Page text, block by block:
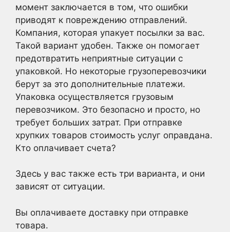
момент заключается в том, что ошибки
приводят к повреждению отправлений.
Компания, которая упакует посылки за вас.
Такой вариант удобен. Также он помогает
предотвратить неприятные ситуации с
упаковкой. Но некоторые грузоперевозчики
берут за это дополнительные платежи.
Упаковка осуществляется грузовым
перевозчиком. Это безопасно и просто, но
требует больших затрат. При отправке
хрупких товаров стоимость услуг оправдана.
Кто оплачивает счета?
Здесь у вас также есть три варианта, и они
зависят от ситуации.
Вы оплачиваете доставку при отправке
товара.